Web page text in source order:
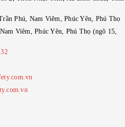
Phú, Nam Viêm, Phúc Yên, Phú Thọ
Viêm, Phúc Yên, Phú Thọ (ngõ 15,